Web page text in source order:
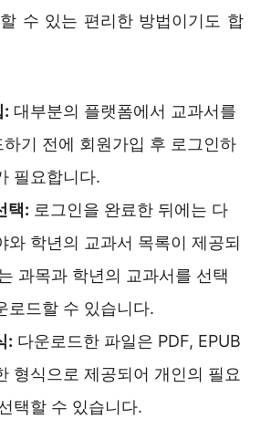
수 있는 편리한 방법이기도 합
: 대부분의 플랫폼에서 교과서를
하기 전에 회원가입 후 로그인하
필요합니다.
택: 로그인을 완료한 뒤에는 다
와 학년의 교과서 목록이 제공되
과목과 학년의 교과서를 선택
로드할 수 있습니다.
: 다운로드한 파일은 PDF, EPUB
형식으로 제공되어 개인의 필요
택할 수 있습니다.